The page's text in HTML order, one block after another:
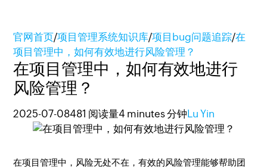
官网首页/项目管理系统知识库/项目bug问题追踪/在
项目管理中，如何有效地进行风险管理？
在项目管理中，如何有效地进行
风险管理？
2025-07-08481 阅读量4 minutes 分钟 Lu Yin
在项目管理中，风险无处不在，有效的风险管理能够帮助团